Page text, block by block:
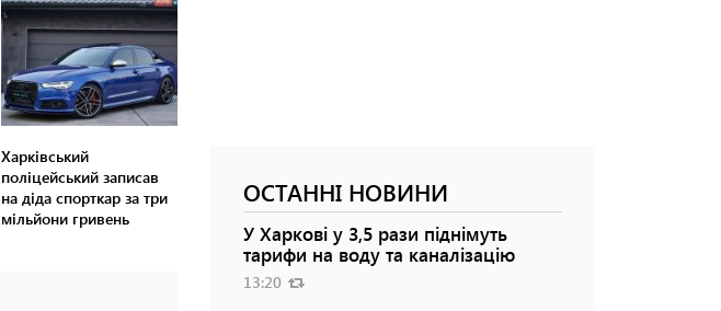
Харківський
поліцейський записав
на діда спорткар за три
мільйони гривень
ОСТАННІ НОВИНИ
У Харкові у 3,5 рази піднімуть
тарифи на воду та каналізацію
13:20